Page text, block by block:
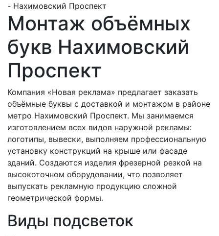
- Нахимовский Проспект
Монтаж объёмных
букв Нахимовский
Проспект
Компания «Новая реклама» предлагает заказать
объёмные буквы с доставкой и монтажом в районе
метро Нахимовский Проспект. Мы занимаемся
изготовлением всех видов наружной рекламы:
логотипы, вывески, выполняем профессиональную
установку конструкций на крыше или фасаде
зданий. Создаются изделия фрезерной резкой на
высокоточном оборудовании, что позволяет
выпускать рекламную продукцию сложной
геометрической формы.
Виды подсветок